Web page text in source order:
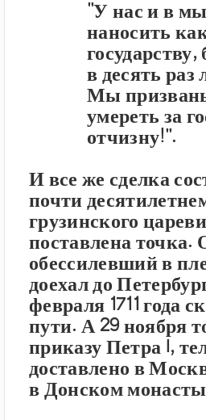
"У нас и в
наносить
в десять раз
Мы
умереть за
отчизну!".
И все же сделка
почти
грузинского
поставлена точка.
обессилевший в
доехал до
февраля 1711 года
пути. А 29 ноября
приказу Петра I,
доставлено в
в Донском